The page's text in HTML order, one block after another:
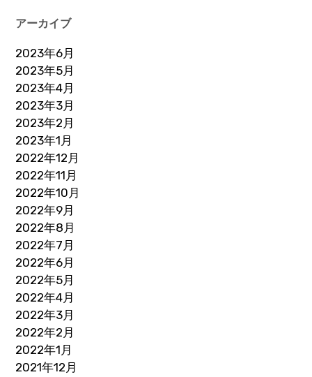
アーカイブ
2023年6月
2023年5月
2023年4月
2023年3月
2023年2月
2023年1月
2022年12月
2022年11月
2022年10月
2022年9月
2022年8月
2022年7月
2022年6月
2022年5月
2022年4月
2022年3月
2022年2月
2022年1月
2021年12月